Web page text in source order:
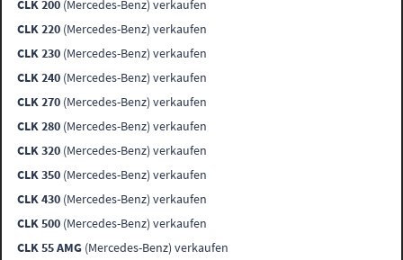
CLK 200 (Mercedes-Benz) verkaufen
CLK 220 (Mercedes-Benz) verkaufen
CLK 230 (Mercedes-Benz) verkaufen
CLK 240 (Mercedes-Benz) verkaufen
CLK 270 (Mercedes-Benz) verkaufen
CLK 280 (Mercedes-Benz) verkaufen
CLK 320 (Mercedes-Benz) verkaufen
CLK 350 (Mercedes-Benz) verkaufen
CLK 430 (Mercedes-Benz) verkaufen
CLK 500 (Mercedes-Benz) verkaufen
CLK 55 AMG (Mercedes-Benz) verkaufen